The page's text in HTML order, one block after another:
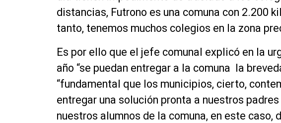
distancias, Futrono es una comuna con 2.200
tanto, tenemos muchos colegios en la zona
Es por ello que el jefe comunal explicó en la
año “se puedan entregar a la comuna la
“fundamental que los municipios, cierto,
entregar una solución pronta a nuestros
nuestros alumnos de la comuna, en este caso,